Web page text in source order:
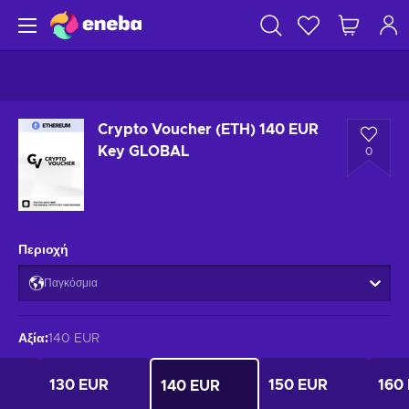
Crypto Voucher (ETH) 140 EUR
Key GLOBAL
0
Περιοχή
Παγκόσμια
Αξία:140 EUR
130 EUR 140 EUR 150 EUR 160